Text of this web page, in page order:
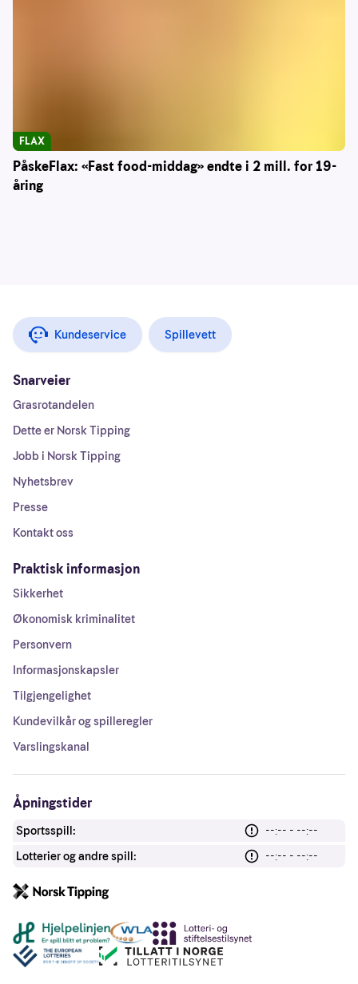
PåskeFlax: «Fast food-middag» endte i 2 mill. for 19-
åring
FLAX
Kundeservice Spillevett
Snarveier
Grasrotandelen
Dette er Norsk Tipping
Jobb i Norsk Tipping
Nyhetsbrev
Presse
Kontakt oss
Praktisk informasjon
Sikkerhet
Økonomisk kriminalitet
Personvern
Informasjonskapsler
Tilgjengelighet
Kundevilkår og spilleregler
Varslingskanal
Åpningstider
Sportsspill:
--:-- - --:--
Lotterier og andre spill:
--:-- - --:--
Andre lenker